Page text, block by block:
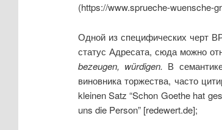
(https://www.sprueche-wuensche-
Одной из специфических черт
статус Адресата, сюда можно
bezeugen, würdigen. В
виновника торжества, часто
kleinen Satz “Schon Goethe hat
uns die Person” [redewert.de];